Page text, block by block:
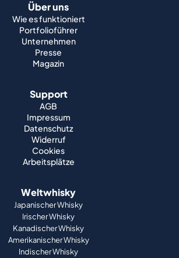
Über uns
Wie es funktioniert
Portfolioführer
Unternehmen
Presse
Magazin
Support
AGB
Impressum
Datenschutz
Widerruf
Cookies
Arbeitsplätze
Weltwhisky
Japanischer Whisky
Irischer Whisky
Kanadischer Whisky
Amerikanischer Whisky
Indischer Whisky